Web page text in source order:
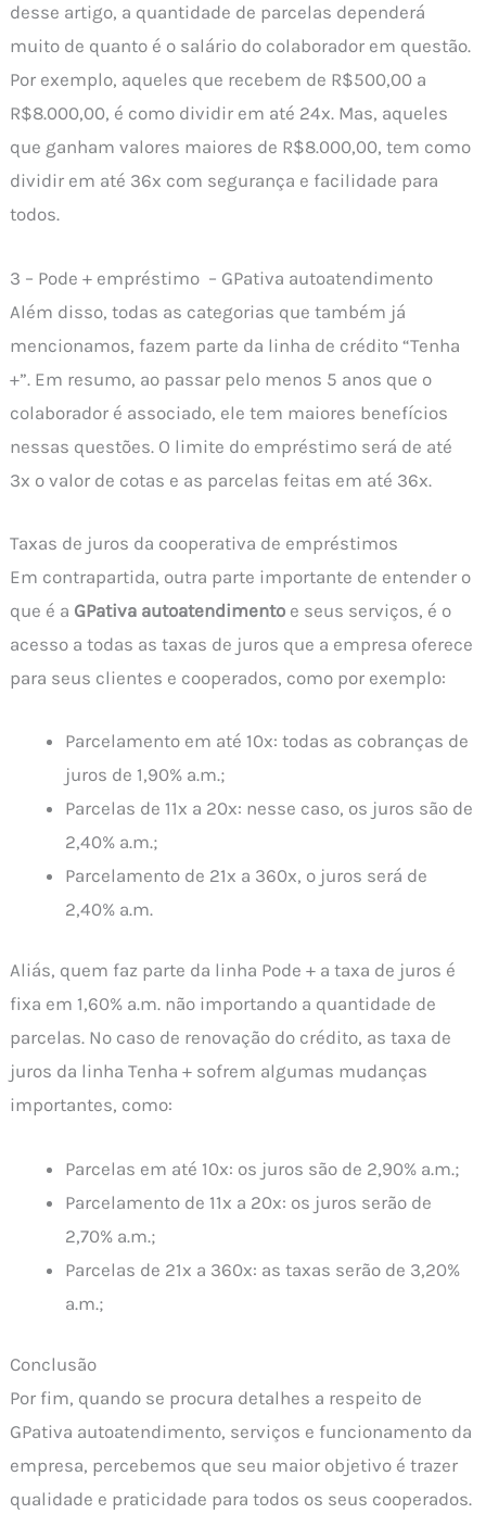
desse artigo, a quantidade de parcelas dependerá
muito de quanto é o salário do colaborador em questão.
Por exemplo, aqueles que recebem de R$500,00 a
R$8.000,00, é como dividir em até 24x. Mas, aqueles
que ganham valores maiores de R$8.000,00, tem como
dividir em até 36x com segurança e facilidade para
todos.
3 – Pode + empréstimo – GPativa autoatendimento
Além disso, todas as categorias que também já
mencionamos, fazem parte da linha de crédito “Tenha
+”. Em resumo, ao passar pelo menos 5 anos que o
colaborador é associado, ele tem maiores benefícios
nessas questões. O limite do empréstimo será de até
3x o valor de cotas e as parcelas feitas em até 36x.
Taxas de juros da cooperativa de empréstimos
Em contrapartida, outra parte importante de entender o
que é a GPativa autoatendimento e seus serviços, é o
acesso a todas as taxas de juros que a empresa oferece
para seus clientes e cooperados, como por exemplo:
Parcelamento em até 10x: todas as cobranças de
juros de 1,90% a.m.;
Parcelas de 11x a 20x: nesse caso, os juros são de
2,40% a.m.;
Parcelamento de 21x a 360x, o juros será de
2,40% a.m.
Aliás, quem faz parte da linha Pode + a taxa de juros é
fixa em 1,60% a.m. não importando a quantidade de
parcelas. No caso de renovação do crédito, as taxa de
juros da linha Tenha + sofrem algumas mudanças
importantes, como:
Parcelas em até 10x: os juros são de 2,90% a.m.;
Parcelamento de 11x a 20x: os juros serão de
2,70% a.m.;
Parcelas de 21x a 360x: as taxas serão de 3,20%
a.m.;
Conclusão
Por fim, quando se procura detalhes a respeito de
GPativa autoatendimento, serviços e funcionamento da
empresa, percebemos que seu maior objetivo é trazer
qualidade e praticidade para todos os seus cooperados.